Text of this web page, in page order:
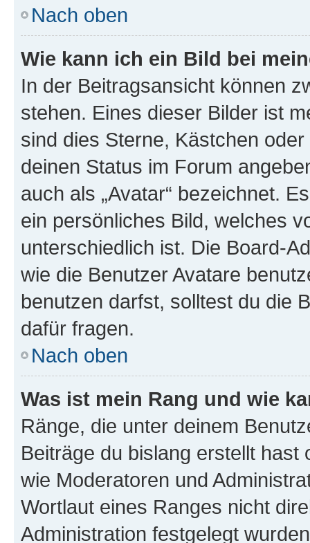
Nach oben
Wie kann ich ein Bild bei
In der Beitragsansicht können
stehen. Eines dieser Bilder ist
sind dies Sterne, Kästchen
deinen Status im Forum
auch als „Avatar“ bezeichnet.
ein persönliches Bild, welches
unterschiedlich ist. Die Board-
wie die Benutzer Avatare
benutzen darfst, solltest du die
dafür fragen.
Nach oben
Was ist mein Rang und wie
Ränge, die unter deinem
Beiträge du bislang erstellt
wie Moderatoren und
Wortlaut eines Ranges nicht
Administration festgelegt